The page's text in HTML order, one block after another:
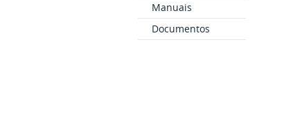
Manuais
Documentos